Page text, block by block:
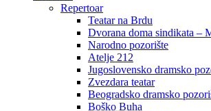
Repertoar
Teatar na Brdu
Dvorana doma sindikata –
Narodno pozorište
Atelje 212
Jugoslovensko dramsko
Zvezdara teatar
Beogradsko dramsko
Boško Buha